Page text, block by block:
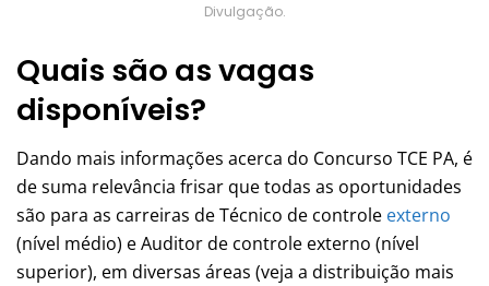
Divulgação.
Quais são as vagas
disponíveis?
Dando mais informações acerca do Concurso TCE PA, é
de suma relevância frisar que todas as oportunidades
são para as carreiras de Técnico de controle externo
(nível médio) e Auditor de controle externo (nível
superior), em diversas áreas (veja a distribuição mais